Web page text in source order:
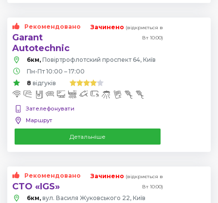
Рекомендовано
Garant
Autotechnic
Зачинено (відкриється в
Вт 10:00)
6км,
Повіртрофлотский проспект 64, Київ
Пн-Пт 10:00 – 17:00
8 відгуків
Зателефонувати
Маршрут
Детальніше
Рекомендовано
СТО «IGS»
Зачинено (відкриється в
Вт 10:00)
6км, вул. Василя Жуковського 22, Київ